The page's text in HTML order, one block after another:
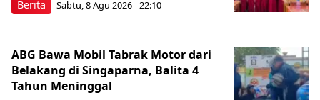
Berita Sabtu, 8 Agu 2026 - 22:10
ABG Bawa Mobil Tabrak Motor dari
Belakang di Singaparna, Balita 4
Tahun Meninggal